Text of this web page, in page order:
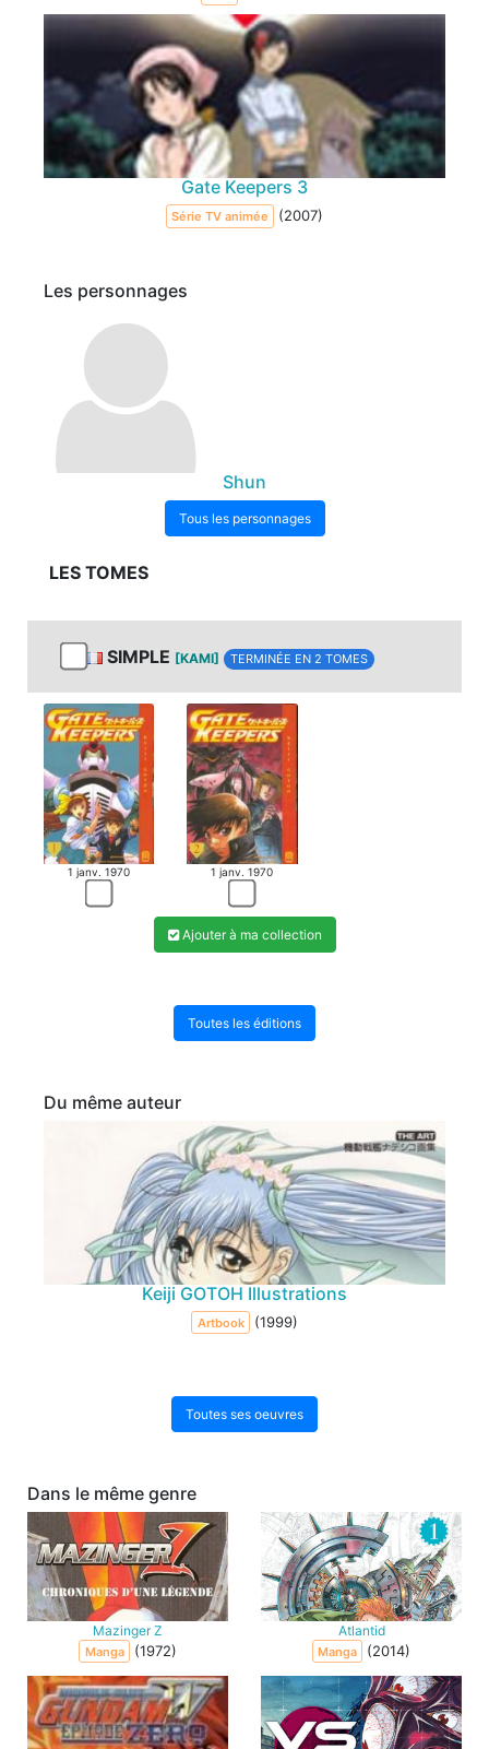
Gate Keepers 3
Série TV animée (2007)
Les personnages
Shun
Tous les personnages
LES TOMES
SIMPLE [KAMI] TERMINÉE EN 2 TOMES
1 janv. 1970 1 janv. 1970
Ajouter à ma collection
Toutes les éditions
Du même auteur
Keiji GOTOH Illustrations
Artbook (1999)
Toutes ses oeuvres
Dans le même genre
Mazinger Z
Manga (1972)
Atlantid
Manga (2014)